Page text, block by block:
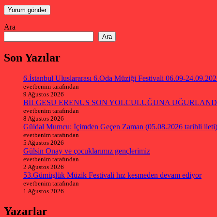
Ara
Ara
Son Yazılar
6.İstanbul Uluslararası 6.Oda Müziği Festivali 06.09-
evetbenim tarafından
9 Ağustos 2026
BİLGESU ERENUS SON YOLCULUĞUNA
evetbenim tarafından
8 Ağustos 2026
Güldal Mumcu: İçimden Geçen Zaman (05.08.2026 tarihli ileti)
evetbenim tarafından
5 Ağustos 2026
Gülsin Onay ve çocuklarımız gençlerimiz
evetbenim tarafından
2 Ağustos 2026
53.Gümüşlük Müzik Festivali hız kesmeden devam ediyor
evetbenim tarafından
1 Ağustos 2026
Yazarlar